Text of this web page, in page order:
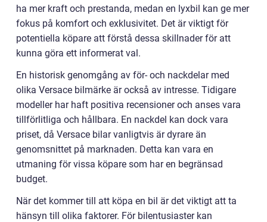
ha mer kraft och prestanda, medan en lyxbil kan ge mer
fokus på komfort och exklusivitet. Det är viktigt för
potentiella köpare att förstå dessa skillnader för att
kunna göra ett informerat val.
En historisk genomgång av för- och nackdelar med
olika Versace bilmärke är också av intresse. Tidigare
modeller har haft positiva recensioner och anses vara
tillförlitliga och hållbara. En nackdel kan dock vara
priset, då Versace bilar vanligtvis är dyrare än
genomsnittet på marknaden. Detta kan vara en
utmaning för vissa köpare som har en begränsad
budget.
När det kommer till att köpa en bil är det viktigt att ta
hänsyn till olika faktorer. För bilentusiaster kan